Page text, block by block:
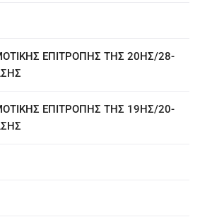
ΕΠΙΤΡΟΠΗΣ ΤΗΣ 20ΗΣ/28-
ΕΠΙΤΡΟΠΗΣ ΤΗΣ 19ΗΣ/20-